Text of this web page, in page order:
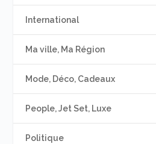
International
Ma ville, Ma Région
Mode, Déco, Cadeaux
People, Jet Set, Luxe
Politique